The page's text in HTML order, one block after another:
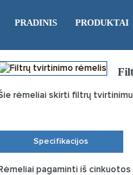
PRADINIS PRODUKTAI
rėmeliai skirti filtrų
Specifikacijos
Rėmeliai pagaminti iš